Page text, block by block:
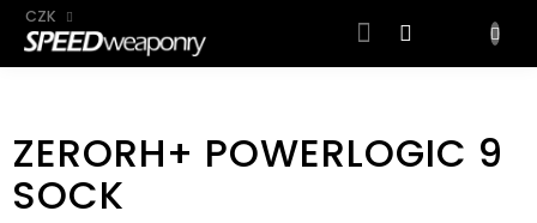
obsah
CZK
ZERORH+ POWERLOGIC 9
SOCK